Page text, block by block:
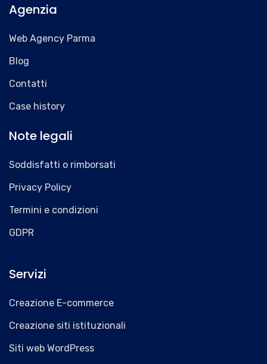
Agenzia
Web Agency Parma
Blog
Contatti
Case history
Note legali
Soddisfatti o rimborsati
Privacy Policy
Termini e condizioni
GDPR
Servizi
Creazione E-commerce
Creazione siti istituzionali
Siti web WordPress